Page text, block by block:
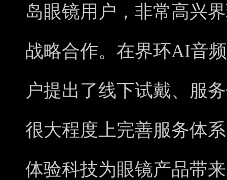
岛眼镜用户，非常高兴
战略合作。在界环AI音
户提出了线下试戴、服
很大程度上完善服务体
体验科技为眼镜产品带